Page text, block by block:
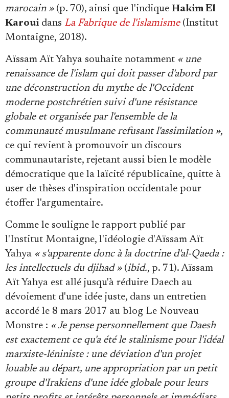
marocain »(p. 70), ainsi que l'indique Hakim El
Karoui dans La Fabrique de l'islamisme(Institut
Montaigne, 2018).
Aïssam Aït Yahya souhaite notamment « une
renaissance de l'islam qui doit passer d'abord par
une déconstruction du mythe de l'Occident
moderne postchrétien suivi d'une résistance
globale et organisée par l'ensemble de la
communauté musulmane refusant l'assimilation »,
ce qui revient à promouvoir un discours
communautariste, rejetant aussi bien le modèle
démocratique que la laïcité républicaine, quitte à
user de thèses d'inspiration occidentale pour
étoffer l'argumentaire.
Comme le souligne le rapport publié par
l'Institut Montaigne, l'idéologie d'Aïssam Aït
Yahya « s'apparente donc à la doctrine d'al-Qaeda :
les intellectuels du djihad »(ibid., p. 71). Aïssam
Aït Yahya est allé jusqu'à réduire Daech au
dévoiement d'une idée juste, dans un entretien
accordé le 8 mars 2017 au blog Le Nouveau
Monstre : « Je pense personnellement que Daesh
est exactement ce qu'a été le stalinisme pour l'idéal
marxiste-léniniste : une déviation d'un projet
louable au départ, une appropriation par un petit
groupe d'Irakiens d'une idée globale pour leurs